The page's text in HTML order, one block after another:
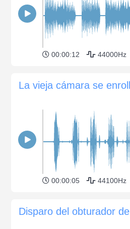
00:00:12 44000Hz
La vieja cámara se
00:00:05 44100Hz
Disparo del obturador